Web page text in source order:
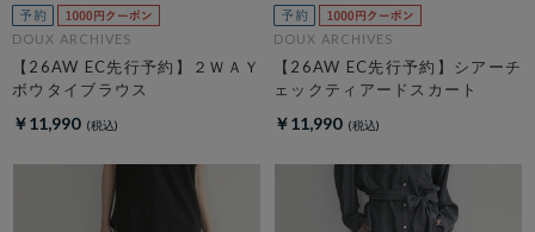
DOUX ARCHIVES
【26AW EC先行予約】２ＷＡＹ
ボウタイブラウス
￥11,990
DOUX ARCHIVES
【26AW EC先行予約】シアーチ
ェックティアードスカート
￥11,990